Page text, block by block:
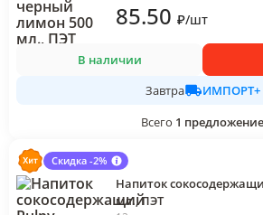
85.50 ₽/шт
В наличии
Завтра
ИМПОРТ+
Всего 1 предложение
Скидка -2%
Напиток
мл., ПЭТ